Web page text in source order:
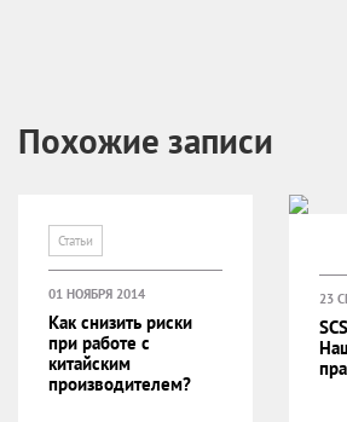
Похожие записи
Статьи
01 НОЯБРЯ 2014
Как снизить риски
при работе с
китайским
производителем?
23